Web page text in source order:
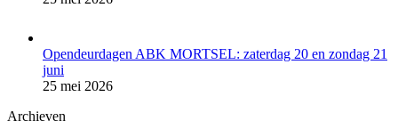
Opendeurdagen ABK MORTSEL: zaterdag 20 en zondag 21
juni
25 mei 2026
Archieven